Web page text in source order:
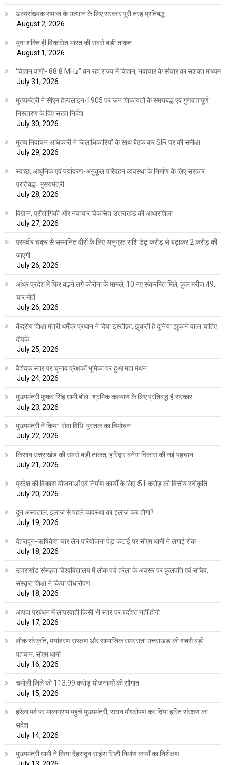
अल्पसंख्यक समाज के उत्थान के लिए सरकार पूरी तरह प्रतिबद्ध
August 2, 2026
युवा शक्ति ही विकसित भारत की सबसे बड़ी ताकत
August 1, 2026
‘विज्ञान वाणी- 88.8 MHz” बन रहा राज्य में विज्ञान, नवाचार के संचार का सशक्त माध्यम
July 31, 2026
मुख्यमंत्री ने सीएम हेल्पलाइन-1905 पर जन शिकायतों के समयबद्ध एवं गुणवत्तापूर्ण
निस्तारण के दिए सख्त निर्देश
July 30, 2026
मुख्य निर्वाचन अधिकारी ने जिलाधिकारियों के साथ बैठक कर SIR पर की समीक्षा
July 29, 2026
स्वच्छ, आधुनिक एवं पर्यावरण-अनुकूल परिवहन व्यवस्था के निर्माण के लिए सरकार
प्रतिबद्ध : मुख्यमंत्री
July 28, 2026
विज्ञान, प्रौद्योगिकी और नवाचार विकसित उत्तराखंड की आधारशिला
July 27, 2026
परमवीर चक्र से सम्मानित वीरों के लिए अनुग्रह राशि डेढ़ करोड़ से बढ़ाकर 2 करोड़ की
जाएगी
July 26, 2026
आंध्र प्रदेश में फिर बढ़ने लगे कोरोना के मामले, 10 नए संक्रमित मिले, कुल मरीज 49,
चार मौतें
July 26, 2026
केंद्रीय शिक्षा मंत्री धर्मेंद्र प्रधान ने दिया इस्तीफ़ा, झुकती है दुनिया झुकाने वाला चाहिए :
दीपके
July 25, 2026
वैश्विक स्तर पर चुनाव प्रेक्षकों भूमिका पर हुआ महा मंथन
July 24, 2026
मुख्यमंत्री पुष्कर सिंह धामी बोले- श्रमिक कल्याण के लिए प्रतिबद्ध है सरकार
July 23, 2026
मुख्यमंत्री ने किया ‘सेवा विधि‘ पुस्तक का विमोचन
July 22, 2026
किसान उत्तराखंड की सबसे बड़ी ताकत, हरिद्वार बनेगा विकास की नई पहचान
July 21, 2026
प्रदेश की विकास योजनाओं एवं निर्माण कार्यों के लिए ₹ 51 करोड़ की वित्तीय स्वीकृति
July 20, 2026
दून अस्पताल: इलाज से पहले व्यवस्था का इलाज कब होगा?
July 19, 2026
देहरादून-ऋषिकेश चार लेन परियोजना पेड़ कटाई पर सीएम धामी ने लगाई रोक
July 18, 2026
उत्तराखंड संस्कृत विश्वविद्यालय में लोक पर्व हरेला के अवसर पर कुलपति एवं सचिव,
संस्कृत शिक्षा ने किया पौंधारोपण
July 18, 2026
आपदा प्रबंधन में लापरवाही किसी भी स्तर पर बर्दाश्त नहीं होगी
July 17, 2026
लोक संस्कृति, पर्यावरण संरक्षण और सामाजिक समरसता उत्तराखंड की सबसे बड़ी
पहचान: सीएम धामी
July 16, 2026
चमोली जिले को 113.99 करोड़ योजनाओं की सौगात
July 15, 2026
हरेला पर्व पर मालाग्राम पहुंचे मुख्यमंत्री, सघन पौधरोपण कर दिया हरित संरक्षण का
संदेश
July 14, 2026
मुख्यमंत्री धामी ने किया देहरादून साइंस सिटी निर्माण कार्यों का निरीक्षण